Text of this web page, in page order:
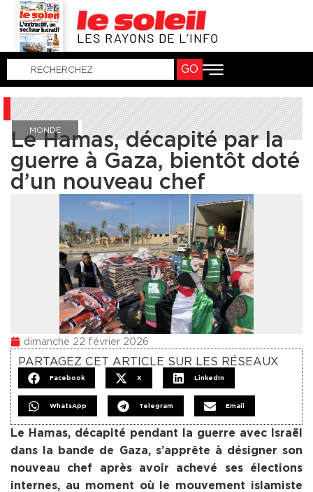
LES RAYONS DE L’INFO
GO
MONDE
Le Hamas, décapité par la
guerre à Gaza, bientôt doté
d’un nouveau chef
dimanche 22 février 2026
PARTAGEZ CET ARTICLE SUR LES RÉSEAUX
Facebook X LinkedIn
WhatsApp Telegram Email
Le Hamas, décapité pendant la guerre avec Israël
dans la bande de Gaza, s’apprête à désigner son
nouveau chef après avoir achevé ses élections
internes, au moment où le mouvement islamiste